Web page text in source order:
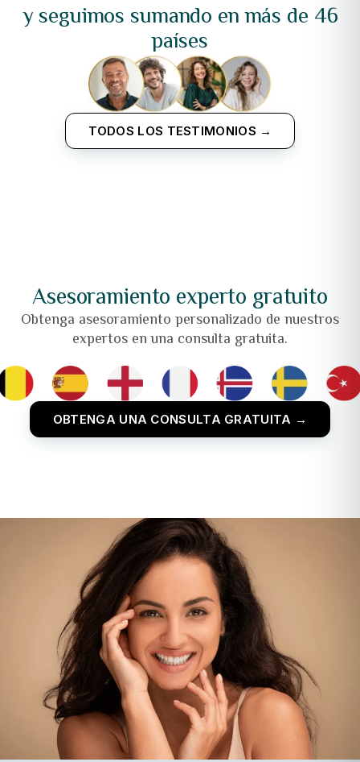
y seguimos sumando en más de 46
países
TODOS LOS TESTIMONIOS →
Asesoramiento experto gratuito
Obtenga asesoramiento personalizado de nuestros
expertos en una consulta gratuita.
OBTENGA UNA CONSULTA GRATUITA →